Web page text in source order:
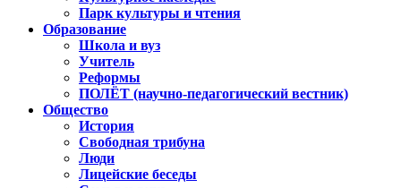
Парк культуры и чтения
Образование
Школа и вуз
Учитель
Реформы
ПОЛЁТ (научно-педагогический вестник)
Общество
История
Свободная трибуна
Люди
Лицейские беседы